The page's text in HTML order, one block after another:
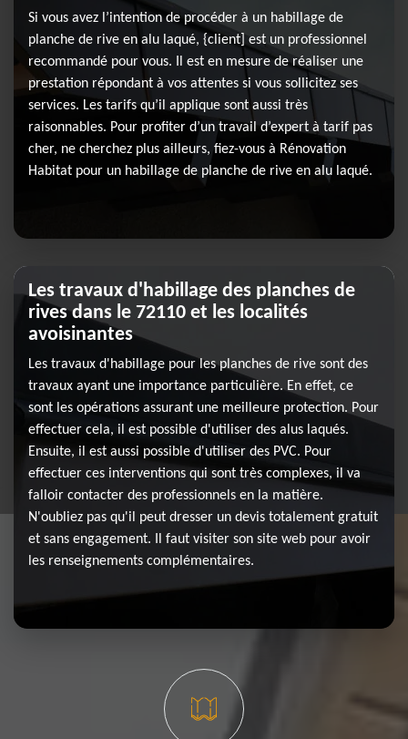
Si vous avez l’intention de procéder à un habillage de
planche de rive en alu laqué, {client] est un professionnel
recommandé pour vous. Il est en mesure de réaliser une
prestation répondant à vos attentes si vous sollicitez ses
services. Les tarifs qu’il applique sont aussi très
raisonnables. Pour profiter d’un travail d’expert à tarif pas
cher, ne cherchez plus ailleurs, fiez-vous à Rénovation
Habitat pour un habillage de planche de rive en alu laqué.
Les travaux d'habillage des planches de
rives dans le 72110 et les localités
avoisinantes
Les travaux d'habillage pour les planches de rive sont des
travaux ayant une importance particulière. En effet, ce
sont les opérations assurant une meilleure protection. Pour
effectuer cela, il est possible d'utiliser des alus laqués.
Ensuite, il est aussi possible d'utiliser des PVC. Pour
effectuer ces interventions qui sont très complexes, il va
falloir contacter des professionnels en la matière.
N'oubliez pas qu'il peut dresser un devis totalement gratuit
et sans engagement. Il faut visiter son site web pour avoir
les renseignements complémentaires.